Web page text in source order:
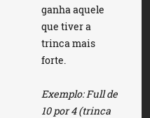
ganha aquele
que tiver a
trinca mais
forte.
Exemplo: Full de
10 por 4 (trinca